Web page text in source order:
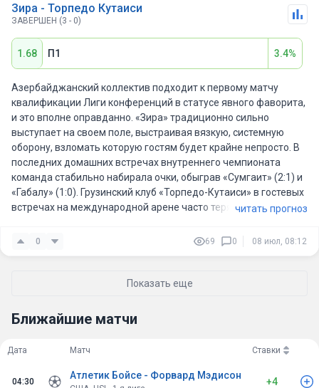
Зира - Торпедо Кутаиси
ЗАВЕРШЕН (3 - 0)
1.68 П1 3.4%
Азербайджанский коллектив подходит к первому матчу
квалификации Лиги конференций в статусе явного фаворита,
и это вполне оправданно. «Зира» традиционно сильно
выступает на своем поле, выстраивая вязкую, системную
оборону, взломать которую гостям будет крайне непросто. В
последних домашних встречах внутреннего чемпионата
команда стабильно набирала очки, обыграв «Сумгаит» (2:1) и
«Габалу» (1:0). Грузинский клуб «Торпедо-Кутаиси» в гостевых
встречах на международной арене часто теряется и делает
команды в последнее время дают сбои. Учитывая разницу в
читать прогноз
0 69 0 08 июл, 08:12
Показать еще
Ближайшие матчи
Дата Матч Ставки
04:30
Атлетик Бойсе - Форвард Мэдисон
+4